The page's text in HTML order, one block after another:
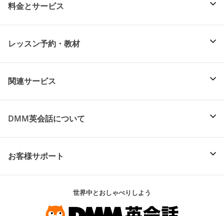
料金とサービス
レッスン予約・教材
関連サービス
DMM英会話について
お客様サポート
世界中とおしゃべりしよう